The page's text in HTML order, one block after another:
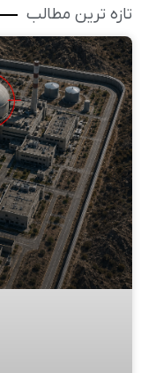
تازه ترین مطالب